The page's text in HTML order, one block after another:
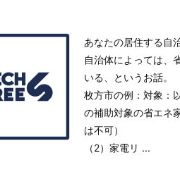
あなたの居住する自
自治体によっては、
いる、というお話。
枚方市の例：対象：
の補助対象の省エネ
は不可）
（2）家電リ ...